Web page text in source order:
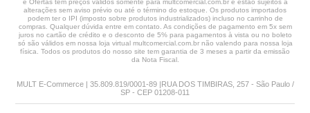
e Ofertas têm preços válidos somente para multcomercial.com.br e estão sujeitos a
alterações sem aviso prévio ou até o término do estoque. Os produtos importados
podem ter o IPI (imposto sobre produtos industrializados) incluso no carrinho de
compras. Qualquer dúvida entre em contato. As condições de pagamento em 5x sem
juros no cartão de crédito e o desconto de 5% para pagamentos à vista ou no boleto
só são válidos em nossa loja virtual multcomercial.com.br não valendo para nossa loja
física. Todos os produtos do nosso site tem garantia de 3 meses a partir da emissão
da Nota Fiscal.
MULT E-Commerce | 35.809.819/0001-89 |RUA DOS TIMBIRAS, 257 - São Paulo /
SP - CEP 01208-011